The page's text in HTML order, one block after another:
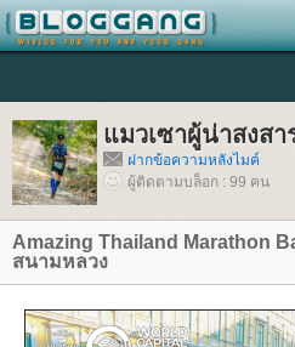
มวเซาผู้น่าสงสา
ฝากข้อความหลังไมค์
ผู้ติดตามบล็อก : 99 คน
Amazing Thailand Marathon
สนามหลวง